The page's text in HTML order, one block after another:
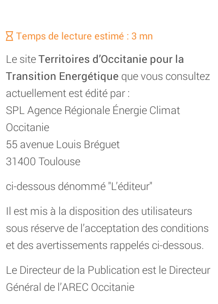
Temps de lecture estimé : 3 mn
Le siteTerritoires d’Occitanie pour la
Transition Energétique que vous consultez
actuellement est édité par :
SPL Agence Régionale Énergie Climat
Occitanie
55 avenue Louis Bréguet
31400 Toulouse
ci-dessous dénommé "L’éditeur"
Il est mis à la disposition des utilisateurs
sous réserve de l’acceptation des conditions
et des avertissements rappelés ci-dessous.
Le Directeur de la Publication est le Directeur
Général de l’AREC Occitanie